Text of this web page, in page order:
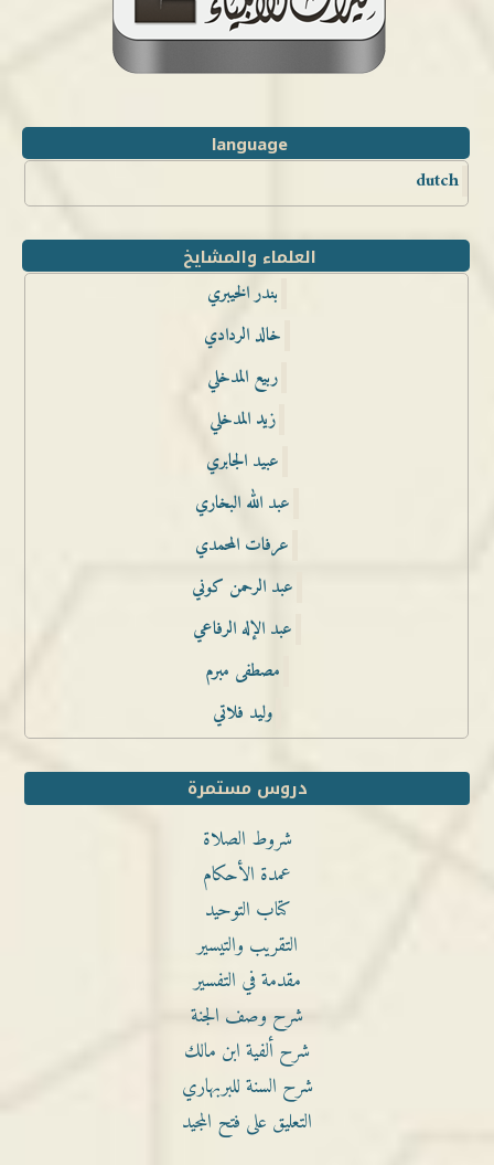
language
dutch
العلماء والمشايخ
بندر الخيبري
خالد الردادي
ربيع المدخلي
زيد المدخلي
عبيد الجابري
عبد الله البخاري
عرفات المحمدي
عبد الرحمن كوني
عبد الإله الرفاعي
مصطفى مبرم
وليد فلاتي
دروس مستمرة
شروط الصلاة
عمدة الأحكام
كتاب التوحيد
التقريب والتيسير
مقدمة في التفسير
شرح وصف الجنة
شرح ألفية ابن مالك
شرح السنة للبربهاري
التعليق على فتح المجيد